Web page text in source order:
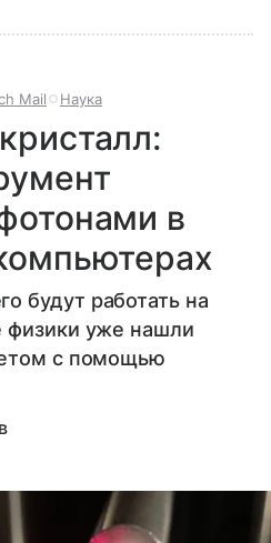
Mail Наука
в
будут работать на
физики уже нашли
с помощью